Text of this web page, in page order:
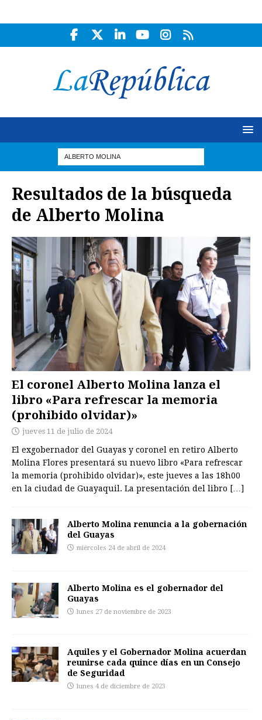
Resultados de la búsqueda
de Alberto Molina
El coronel Alberto Molina lanza el
libro «Para refrescar la memoria
(prohibido olvidar)»
jueves 11 de julio de 2024
El exgobernador del Guayas y coronel en retiro Alberto
Molina Flores presentará su nuevo libro «Para refrescar
la memoria (prohibido olvidar)», este jueves a las 18h00
en la ciudad de Guayaquil. La presentación del libro […]
Alberto Molina renuncia a la gobernación
del Guayas
miércoles 24 de abril de 2024
Alberto Molina es el gobernador del
Guayas
lunes 27 de noviembre de 2023
Aquiles y el Gobernador Molina acuerdan
reunirse cada quince días en un Consejo
de Seguridad
lunes 4 de diciembre de 2023